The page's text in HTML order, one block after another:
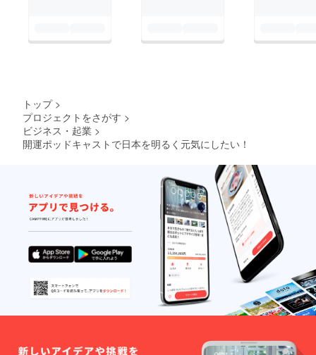
トップ >
プロジェクトをさがす >
ビジネス・起業 >
開運ポッドキャストで日本を明るく元気にしたい！